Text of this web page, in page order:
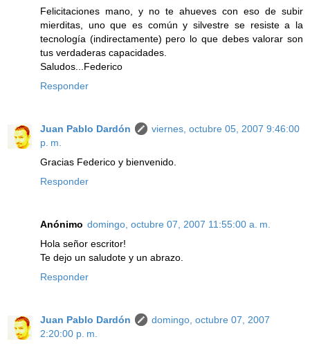
Felicitaciones mano, y no te ahueves con eso de subir
mierditas, uno que es común y silvestre se resiste a la
tecnología (indirectamente) pero lo que debes valorar son
tus verdaderas capacidades.
Saludos...Federico
Responder
Juan Pablo Dardón
viernes, octubre 05, 2007 9:46:00
p. m.
Gracias Federico y bienvenido.
Responder
Anónimo domingo, octubre 07, 2007 11:55:00 a. m.
Hola señor escritor!
Te dejo un saludote y un abrazo.
Responder
Juan Pablo Dardón
domingo, octubre 07, 2007
2:20:00 p. m.